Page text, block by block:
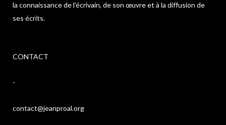
la connaissance de l’écrivain, de son œuvre et à la diffusion de
ses écrits.
CONTACT
-
contact@jeanproal.org